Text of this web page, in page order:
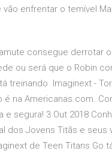
vão enfrentar o temível
consegue derrotar
ou será que o Robin
treinando Imaginext -
é na Americanas.com.
e segura! 3 Out 2018
dos Jovens Titãs e seus
de Teen Titans Go